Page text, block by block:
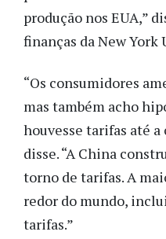
produção nos EUA,”
finanças da New York
“Os consumidores
mas também acho
houvesse tarifas até a
disse. “A China
torno de tarifas. A
redor do mundo,
tarifas.”